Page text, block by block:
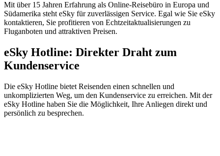
Mit über 15 Jahren Erfahrung als Online-Reisebüro in Europa und
Südamerika steht eSky für zuverlässigen Service. Egal wie Sie eSky
kontaktieren, Sie profitieren von Echtzeitaktualisierungen zu
Fluganboten und attraktiven Preisen.
eSky Hotline: Direkter Draht zum
Kundenservice
Die eSky Hotline bietet Reisenden einen schnellen und
unkomplizierten Weg, um den Kundenservice zu erreichen. Mit der
eSky Hotline haben Sie die Möglichkeit, Ihre Anliegen direkt und
persönlich zu besprechen.